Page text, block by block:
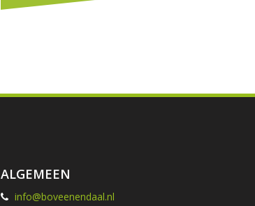
ALGEMEEN
info@boveenendaal.nl